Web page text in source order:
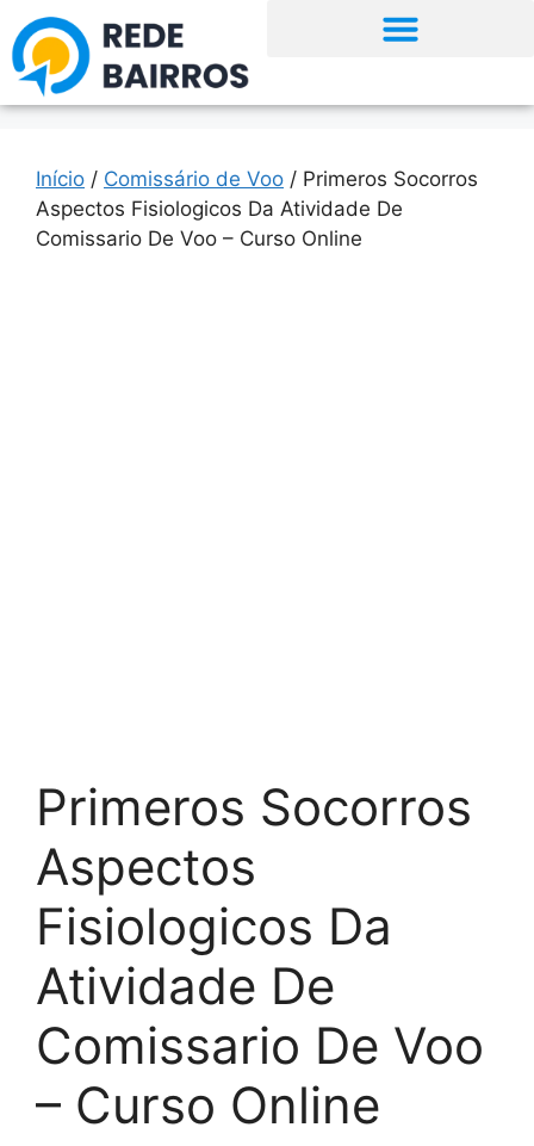
Início / Comissário de Voo / Primeros Socorros
Aspectos Fisiologicos Da Atividade De
Comissario De Voo – Curso Online
Primeros Socorros
Aspectos
Fisiologicos Da
Atividade De
Comissario De Voo
– Curso Online